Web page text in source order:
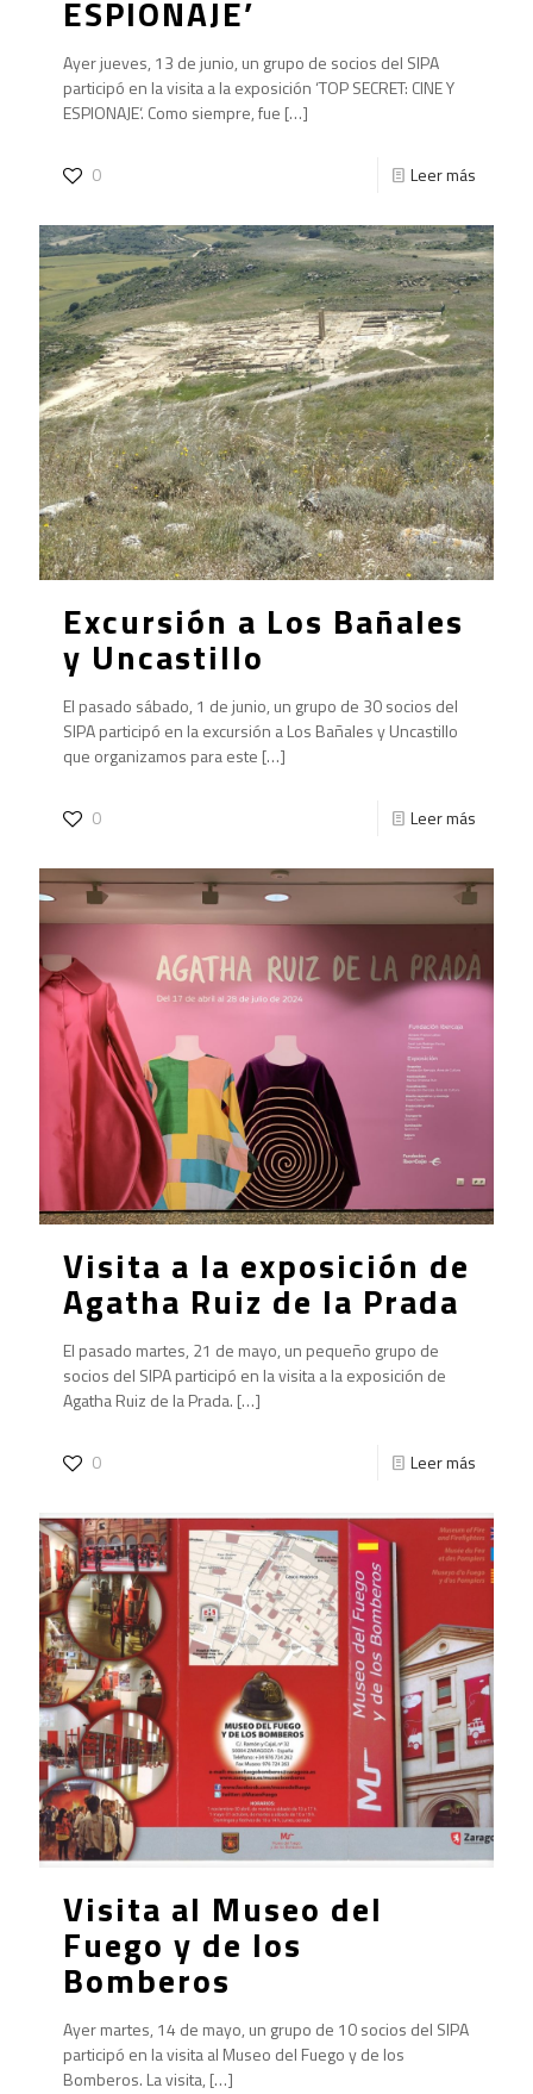
ESPIONAJE’
Ayer jueves, 13 de junio, un grupo de socios del SIPA
participó en la visita a la exposición ‘TOP SECRET: CINE Y
ESPIONAJE‘. Como siempre, fue […]
0 Leer más
Excursión a Los Bañales
y Uncastillo
El pasado sábado, 1 de junio, un grupo de 30 socios del
SIPA participó en la excursión a Los Bañales y Uncastillo
que organizamos para este […]
0 Leer más
Visita a la exposición de
Agatha Ruiz de la Prada
El pasado martes, 21 de mayo, un pequeño grupo de
socios del SIPA participó en la visita a la exposición de
Agatha Ruiz de la Prada. […]
0 Leer más
Visita al Museo del
Fuego y de los
Bomberos
Ayer martes, 14 de mayo, un grupo de 10 socios del SIPA
participó en la visita al Museo del Fuego y de los
Bomberos. La visita, […]